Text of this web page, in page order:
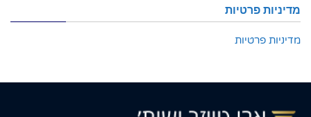
מדיניות פרטיות
מדיניות פרטיות